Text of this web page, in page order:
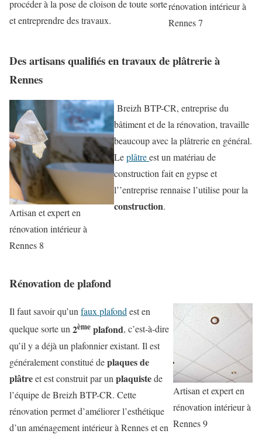
procéder à la pose de cloison de toute sorte
et entreprendre des travaux.
rénovation intérieur à
Rennes 7
Des artisans qualifiés en travaux de plâtrerie à
Rennes
Artisan et expert en
rénovation intérieur à
Rennes 8
Breizh BTP-CR, entreprise du
bâtiment et de la rénovation, travaille
beaucoup avec la plâtrerie en général.
Leplâtreest un matériau de
construction fait en gypse et
l’’entrepriserennaise l’utilise pour la
construction.
Rénovation de plafond
Il faut savoir qu’unfaux plafondest en
quelque sorte un2ème plafond, c’est-à-dire
qu’il y a déjà un plafonnier existant. Il est
généralement constitué deplaques de
plâtreet est construit par un plaquistede
l’équipe de Breizh BTP-CR. Cette
rénovation permet d’améliorer l’esthétique
d’un aménagement intérieur à Rennes et en
Artisan et expert en
rénovation intérieur à
Rennes 9